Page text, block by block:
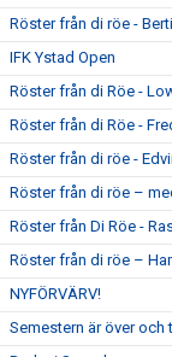
Röster från di röe -
IFK Ystad Open
Röster från di Röe -
Röster från di Röe -
Röster från di röe -
Röster från di röe –
Röster från Di Röe -
Röster från di röe –
NYFÖRVÄRV!
Semestern är över